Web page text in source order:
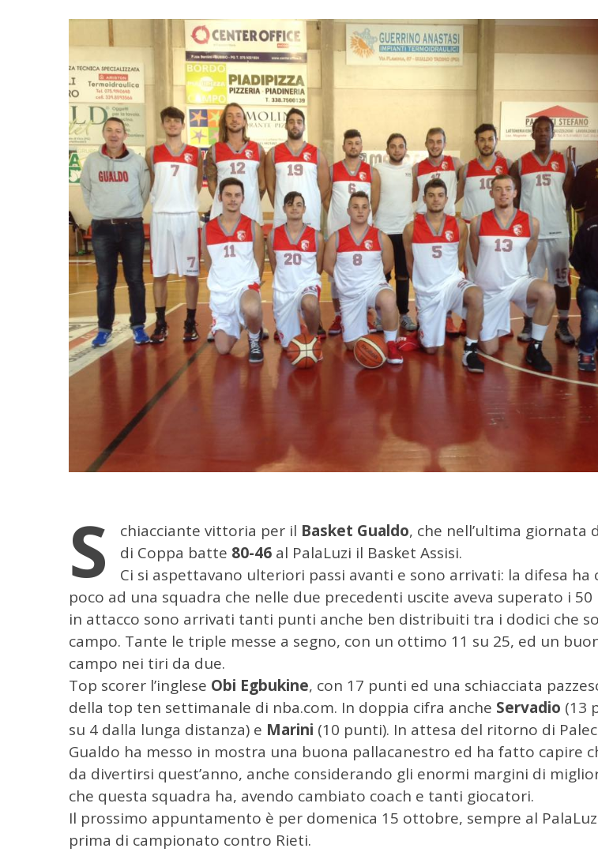
S chiacciante vittoria per il Basket Gualdo, che nell’ultima giornata
di Coppa batte 80-46 al PalaLuzi il Basket Assisi.
Ci si aspettavano ulteriori passi avanti e sono arrivati: la difesa ha
poco ad una squadra che nelle due precedenti uscite aveva superato i
in attacco sono arrivati tanti punti anche ben distribuiti tra i dodici che
campo. Tante le triple messe a segno, con un ottimo 11 su 25, ed un
campo nei tiri da due.
Top scorer l’inglese Obi Egbukine, con 17 punti ed una schiacciata
della top ten settimanale di nba.com. In doppia cifra anche Servadio (13
su 4 dalla lunga distanza) e Marini (10 punti). In attesa del ritorno di
Gualdo ha messo in mostra una buona pallacanestro ed ha fatto capire
da divertirsi quest’anno, anche considerando gli enormi margini di
che questa squadra ha, avendo cambiato coach e tanti giocatori.
Il prossimo appuntamento è per domenica 15 ottobre, sempre al
prima di campionato contro Rieti.
C
e
c
a
p
e
: